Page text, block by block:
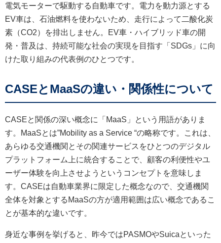
電気モーターで駆動する自動車です。電力を動力源とする
EV車は、石油燃料を使わないため、走行によって二酸化炭
素（CO2）を排出しません。EV車・ハイブリッド車の開
発・普及は、持続可能な社会の実現を目指す「SDGs」に向
けた取り組みの代表例のひとつです。
CASEとMaaSの違い・関係性について
CASEと関係の深い概念に「MaaS」という用語がありま
す。MaaSとは”Mobility as a Service “の略称です。これは、
あらゆる交通機関とその関連サービスをひとつのデジタル
プラットフォーム上に統合することで、顧客の利便性やユ
ーザー体験を向上させようというコンセプトを意味しま
す。CASEは自動車業界に限定した概念なので、交通機関
全体を対象とするMaaSの方が適用範囲は広い概念であるこ
とが基本的な違いです。
身近な事例を挙げると、昨今ではPASMOやSuicaといった